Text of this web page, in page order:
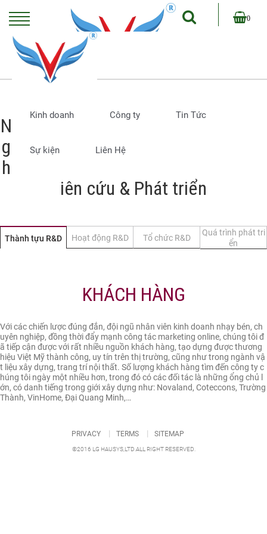
0
Kinh doanh Công ty Tin Tức
Sự kiện Liên Hệ
N
g
h
iên cứu & Phát triển
Thành tựu R&D Hoạt động R&D Tổ chức R&D
Quá trình phát tri
ển
KHÁCH HÀNG
Với các chiến lược đúng đắn, đội ngũ nhân viên kinh doanh nhạy bén, ch
uyên nghiệp, đồng thời đẩy mạnh công tác marketing online, chúng tôi đ
ã tiếp cận được với rất nhiều nguồn khách hàng, tạo dựng được thương
hiệu Việt Mỹ thành công, uy tín trên thị trường, cũng như trong ngành vậ
t liệu xây dựng, trang trí nội thất. Số lượng khách hàng tìm đến công ty c
húng tôi ngày một nhiều hơn, trong đó có các đối tác là những ổng chủ l
ớn, có danh tiếng trong giới xây dựng như: Novaland, Coteccons, Trường
Thành, VinHome, Đại Quang Minh,…
PRIVACY TERMS SITEMAP
©2016 LG HAUSYS,LTD.ALL RIGHT RESERVED.